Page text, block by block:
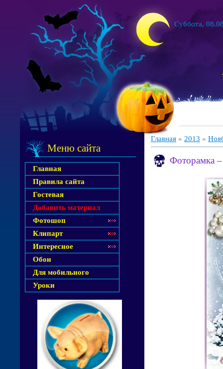
Суббота,
Меню сайта
Главная
Правила сайта
Гостевая
Добавить материал
Фотошоп
Клипарт
Интересное
Обои
Для мобильного
Уроки
Главная » 2013 »
Фоторамка –